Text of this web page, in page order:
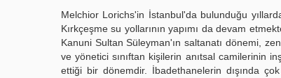
Melchior Lorichs'in İstanbul'da bulunduğu
Kırkçeşme su yollarının yapımı da devam
Kanuni Sultan Süleyman'ın saltanatı dönemi,
ve yönetici sınıftan kişilerin anıtsal camilerinin
ettiği bir dönemdir. İbadethanelerin dışında